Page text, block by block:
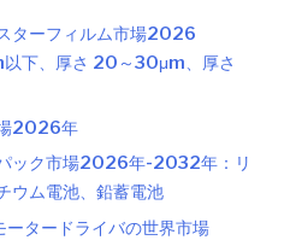
ターフィルム市場2026
下、厚さ 20～30μm、厚さ
2026年
ック市場2026年-2032年：リ
ウム電池、鉛蓄電池
タードライバの世界市場